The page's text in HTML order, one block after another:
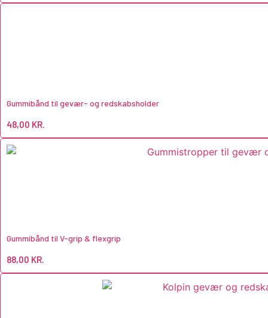
Gummibånd til gevær- og redskabsholder
48,00 KR.
Gummibånd til V-grip & flexgrip
88,00 KR.